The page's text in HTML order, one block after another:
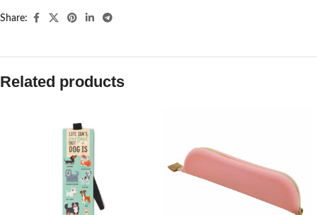
Share:
Related products